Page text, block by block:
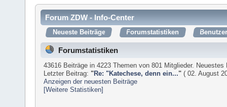
Forum ZDW - Info-Center
Neueste Beiträge Forumstatistiken
Forumstatistiken
43616 Beiträge in 4223 Themen von 801 Mitglieder.
Letzter Beitrag: "Re: "Katechese, denn ein..." ( 02. August
Anzeigen der neuesten Beiträge
[Weitere Statistiken]